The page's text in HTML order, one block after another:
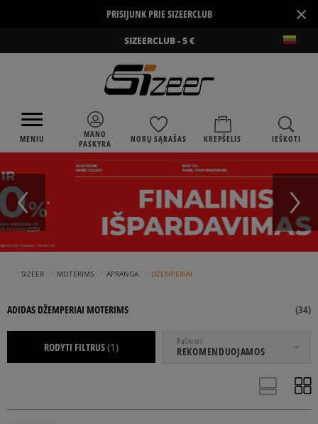
PRISIJUNK PRIE SIZEERCLUB ×
SIZEERCLUB - 5 €
MENIU
MANO
PASKYRA
NORŲ SĄRAŠAS KREPŠELIS IEŠKOTI
SIZEER MOTERIMS APRANGA DŽEMPERIAI
ADIDAS DŽEMPERIAI MOTERIMS (34)
RODYTI FILTRUS(1) Rušiuoti
REKOMENDUOJAMOS
NUO IKI